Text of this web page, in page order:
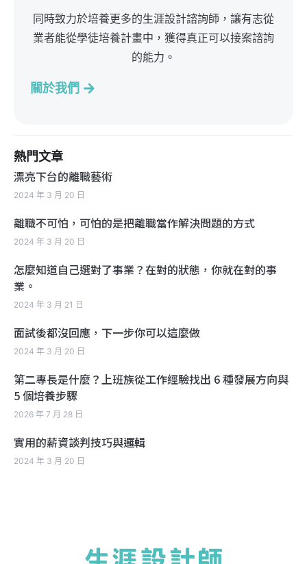
同時致力於培養更多的生涯設計諮詢師，讓有志從
業者能從學徒培養計畫中，獲得真正可以接案諮詢
的能力。
關於我們
熱門文章
漂亮下台的離職藝術
2024 年 3 月 20 日
離職不可怕，可怕的是把離職當作解決問題的方式
2024 年 3 月 20 日
怎麼知道自己選對了事業？在對的狀態，你就在對的事
業。
2024 年 3 月 21 日
面試後都沒回應，下一步你可以這麼做
2024 年 3 月 20 日
第二專長是什麼？上班族從工作經驗找出 6 種發展方向與
5 個培養步驟
2026 年 7 月 28 日
實用的薪資談判技巧與邏輯
2024 年 3 月 20 日